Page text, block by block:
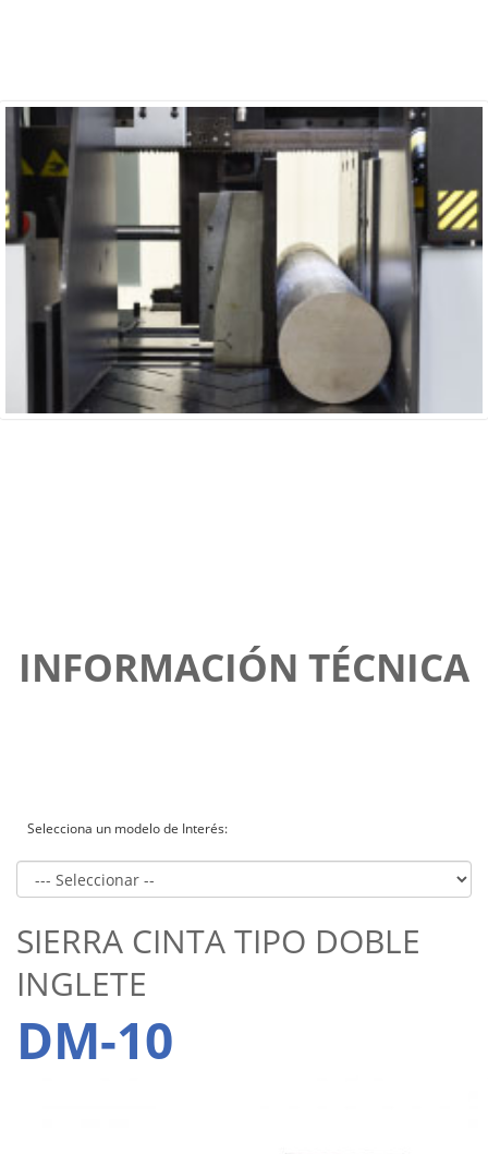
INFORMACIÓN TÉCNICA
Selecciona un modelo de Interés:
SIERRA CINTA TIPO DOBLE
INGLETE
DM-10